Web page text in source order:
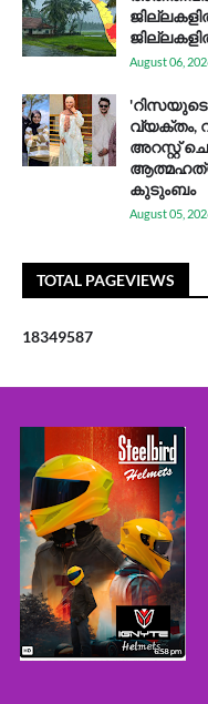
August 06,
വ്യക്തം,
അറസ്റ്റ്
കുടുംബം
August 05,
TOTAL PAGEVIEWS
18349587